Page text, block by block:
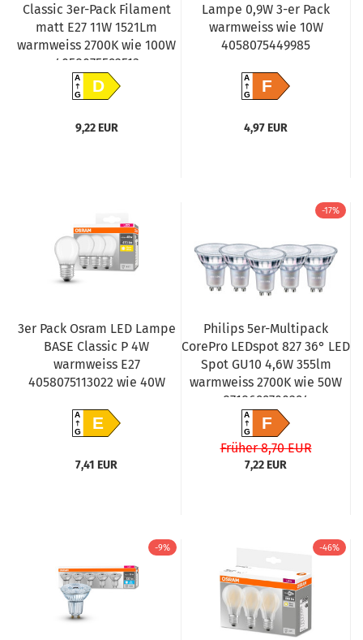
Classic 3er-Pack Filament
matt E27 11W 1521Lm
warmweiss 2700K wie 100W
4058075592513
A
GD
9,22 EUR
Lampe 0,9W 3-er Pack
warmweiss wie 10W
4058075449985
A
GF
4,97 EUR
3er Pack Osram LED Lampe
BASE Classic P 4W
warmweiss E27
4058075113022 wie 40W
A
GE
7,41 EUR
-17%
Philips 5er-Multipack
CorePro LEDspot 827 36° LED
Spot GU10 4,6W 355lm
warmweiss 2700K wie 50W
8718699700294
A
GF
Früher 8,70 EUR
7,22 EUR
-9% -46%